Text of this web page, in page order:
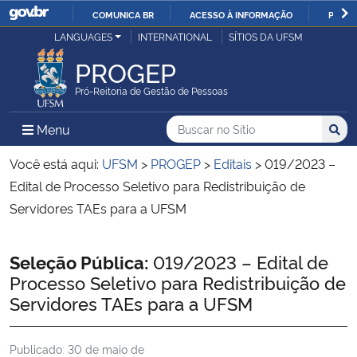
IR
COMUNICA BR ACESSO À INFORMAÇÃO
Ministério da Justiça e Segurança Pública
Ministério da Defesa
Ministério das Relações Exteriores
Ministério da Economia
Ministério da Agricultura, Pecuária e Abastecimento
Ministério da Educação
LANGUAGES INTERNATIONAL SÍTIOS DA UFSM
PROGEP
Pró-Reitoria de Gestão de Pessoas
Menu Menu Principal do Sítio
Busca
Buscar no no Sítio
Busca:
Você está aqui: UFSM > PROGEP > Editais >019/2023 –
Edital de Processo Seletivo para Redistribuição de
Servidores TAEs para a UFSM
Início do conteúdo
Seleção Pública: 019/2023 – Edital de
Processo Seletivo para Redistribuição de
Servidores TAEs para a UFSM
Publicado: 30 de maio de